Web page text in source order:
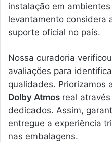
instalação em
levantamento considera
suporte oficial no país.
Nossa curadoria
avaliações para
qualidades. Priorizamos
Dolby Atmos real
dedicados. Assim,
entregue a experiência
nas embalagens.